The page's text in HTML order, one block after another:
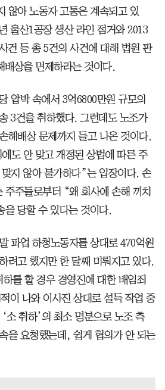
않아 노동자 고통은 계속되고 있
울산1공장 생산 라인 점거와 2013
건 등 총 5건의 사건에 대해 법원 판
배상을 면제하라는 것이다.
압박 속에서 3억6800만원 규모의
3건을 취하했다. 그런데도 노조가
해배상 문제까지 들고 나온 것이다.
도 안 맞고 개정된 상법에 따른 주
지 않아 불가하다”는 입장이다. 손
주주들로부터 “왜 회사에 손해 끼치
을 당할 수 있다는 것이다.
파업 하청노동자를 상대로 470억원
려고 했지만 한 달째 미뤄지고 있다.
를 할 경우 경영진에 대한 배임죄
이 나와 이사진 상대로 설득 작업 중
소 취하’의 최소 명분으로 노조 측
을 요청했는데, 쉽게 협의가 안 되는